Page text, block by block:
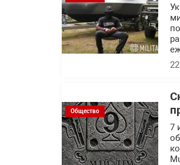
Общество
7